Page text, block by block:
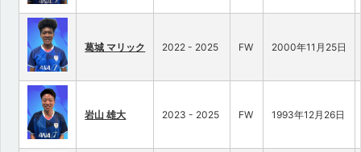
葛城 マリック 2022 - 2025 FW 2000年11月25日
岩山 雄大 2023 - 2025 FW 1993年12月26日